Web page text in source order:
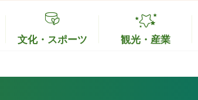
文化・スポーツ 観光・産業